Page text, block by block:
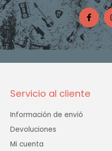
F
a
c
e
b
o
o
Servicio al cliente
Información de envió
Devoluciones
Mi cuenta